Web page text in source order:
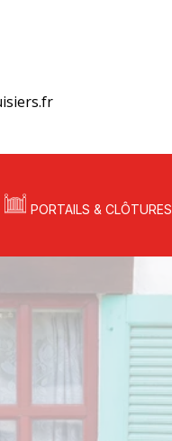
PORTAILS & CLÔTURES